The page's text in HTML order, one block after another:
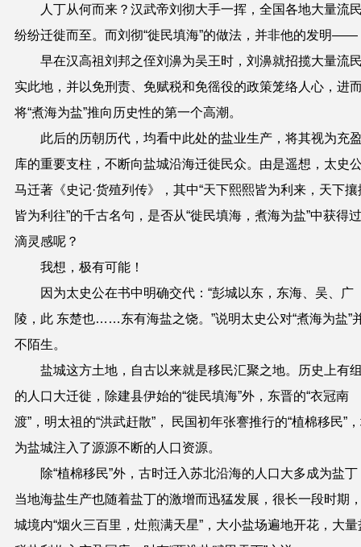
人丁从何而来？汉武帝刘彻大手一挥，全国各地大量流
纷纷迁徙而至。而刘彻“徙民填海”的做法，并非他的发明——
早在汉高祖刘邦之侄刘濞为吴王时，刘濞就招揽大量流
实此地，并以免刑责、免赋税和免徭役的政策笼络人心，进
将“煮海为盐”推向历史性的第一个高潮。
此后的历朝历代，均看中此处的盐业生产，将其视为充
库的重要支柱，不断向盐城沿海迁徙民众。由是遥想，太史
马迁著《史记·货殖列传》，其中“天下熙熙皆为利来，天下攘
皆为利往”的千古名句，是否从“徙民填海，煮海为盐”中获得
滴灵感呢？
我想，极有可能！
因为太史公在书中明确交代：“彭城以东，东海、吴、广
陵，此 东楚也……东有海盐之饶。”说明太史公对“煮海为盐”
不陌生。
盐城这方土地，自古以来就是移民汇聚之地。历史上有
的人口大迁徙，除建县伊始的“徙民填海”外，东晋的“衣冠南
渡”，明太祖的“洪武赶散”， 民国初年张謇推行的“植棉移民”
为盐城注入了源源不断的人口资源。
除“植棉移民”外，古时迁入苏北沿海的人口大多成为盐丁
当地海盐生产也随着盐丁的激增而迅猛发展，很长一段时期
城境内“烟火三百里，灶煎满天星”，大小盐场遍地开花，大量